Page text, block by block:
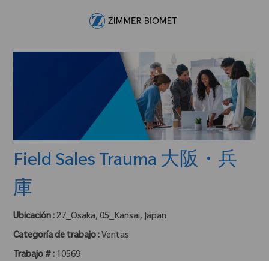
Field Sales Trauma 大阪・兵
庫
Ubicación : 27_Osaka, 05_Kansai, Japan
Categoría de trabajo : Ventas
Trabajo # : 10569